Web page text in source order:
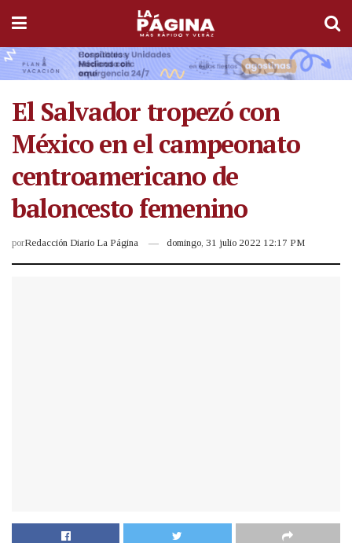
El Salvador tropezó con
México en el campeonato
centroamericano de
baloncesto femenino
porRedacción Diario La Página domingo, 31 julio 2022 12:17 PM